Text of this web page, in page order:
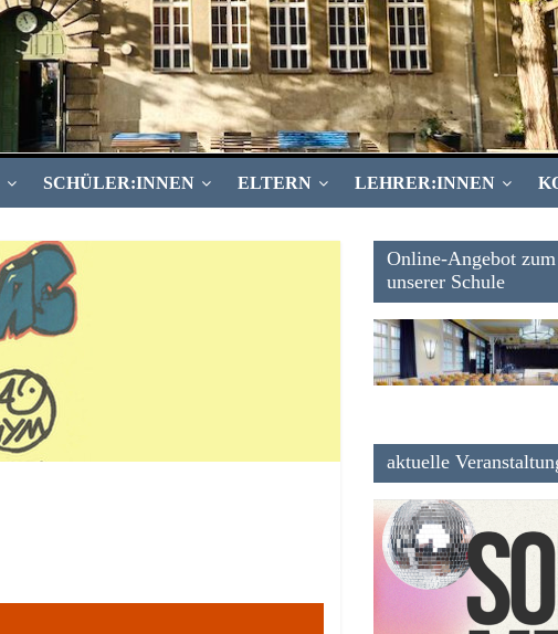
SCHÜLER:INNEN ELTERN LEHRER:INNEN
Online-Angebot
unserer Schule
aktuelle